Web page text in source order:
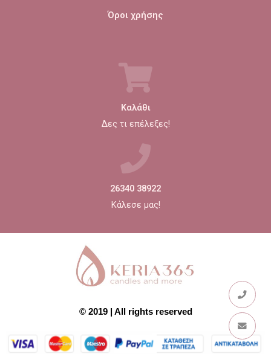
Όροι χρήσης
Καλάθι
Δες τι επέλεξες!
26340 38922
Κάλεσε μας!
© 2019 | All rights reserved